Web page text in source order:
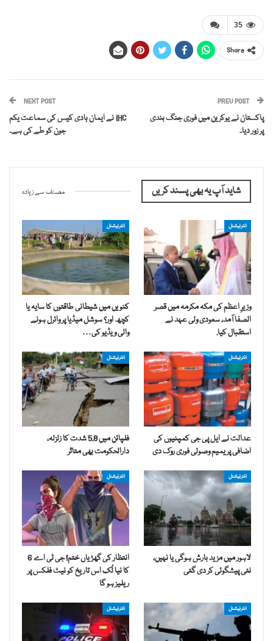
35
Share
PREV POST
پاکستان نے یوکرین میں فوری جنگ بندی
پر زور دیا۔
NEXT POST
IHC نے ایمان ہادی کیس کی سماعت یکم
جون کو طے کی ہے۔
شاید آپ یہ بھی پسند کریں مصنف سے زیادہ
انٹرنیشنل
وزیرِ اعظم کی مکہ مکرمہ میں قصر
الصفا آمد، سعودی ولی عہد نے
استقبال کیا.
انٹرنیشنل
کنویں میں شیطانی طاقتوں کا سایہ یا
کچھ اور؟ سوشل میڈیا پر وائرل ہونے
والی ویڈیو کی…
انٹرنیشنل
عدالت نے ایل پی جی کمپنیوں کی
اضافی پریمیم وصولی فوری روک دی
انٹرنیشنل
فلپائن میں 5.8 شدت کا زلزلہ،
دارالحکومت بھی متاثر
انٹرنیشنل
لاہور میں مزید بارش ہوگی یا نہیں،
نئی پیشگوئی کر دی گئی
انٹرنیشنل
انتظار کی گھڑیاں ختم! جی ٹی اے 6
کا نیا لُک اس تاریخ کو نیٹ فلکس پر
ریلیز ہو گا
انٹرنیشنل انٹرنیشنل